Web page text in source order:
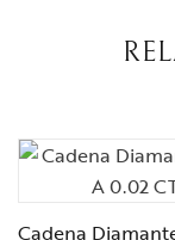
Cadena